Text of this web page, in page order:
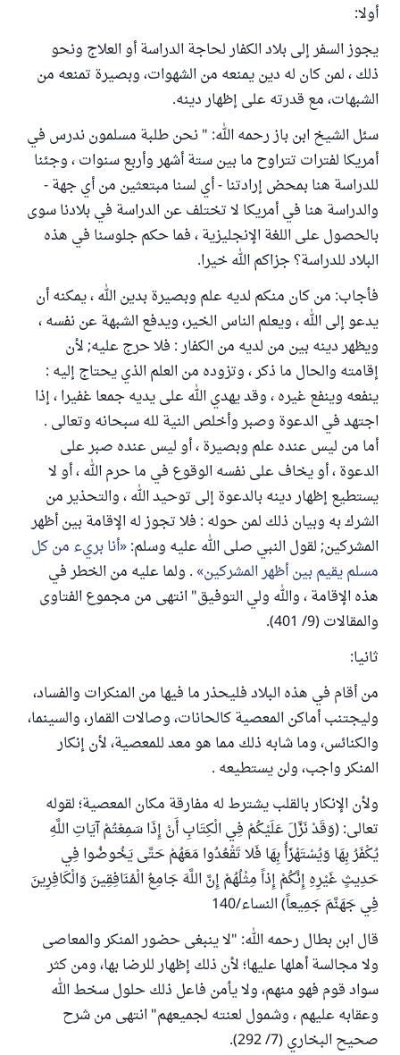
أولا:
يجوز السفر إلى بلاد الكفار لحاجة الدراسة أو العلاج ونحو
ذلك ، لمن كان له دين يمنعه من الشهوات، وبصيرة تمنعه من
الشبهات، مع قدرته على إظهار دينه.
سئل الشيخ ابن باز رحمه الله: " نحن طلبة مسلمون ندرس في
أمريكا لفترات تتراوح ما بين ستة أشهر وأربع سنوات ، وجئنا
للدراسة هنا بمحض إرادتنا - أي لسنا مبتعثين من أي جهة -
والدراسة هنا في أمريكا لا تختلف عن الدراسة في بلادنا سوى
بالحصول على اللغة الإنجليزية ، فما حكم جلوسنا في هذه
البلاد للدراسة؟ جزاكم الله خيرا.
فأجاب: من كان منكم لديه علم وبصيرة بدين الله ، يمكنه أن
يدعو إلى الله ، ويعلم الناس الخير، ويدفع الشبهة عن نفسه ،
ويظهر دينه بين من لديه من الكفار : فلا حرج عليه; لأن
إقامته والحال ما ذكر ، وتزوده من العلم الذي يحتاج إليه :
ينفعه وينفع غيره ، وقد يهدي الله على يديه جمعا غفيرا ، إذا
اجتهد في الدعوة وصبر وأخلص النية لله سبحانه وتعالى .
أما من ليس عنده علم وبصيرة ، أو ليس عنده صبر على
الدعوة ، أو يخاف على نفسه الوقوع في ما حرم الله ، أو لا
يستطيع إظهار دينه بالدعوة إلى توحيد الله ، والتحذير من
الشرك به وبيان ذلك لمن حوله : فلا تجوز له الإقامة بين أظهر
المشركين; لقول النبي صلى الله عليه وسلم: أنا بريء من كل
مسلم يقيم بين أظهر المشركين . ولما عليه من الخطر في
هذه الإقامة ، والله ولي التوفيق" انتهى من مجموع الفتاوى
والمقالات (9/ 401).
ثانيا:
من أقام في هذه البلاد فليحذر ما فيها من المنكرات والفساد،
وليجتنب أماكن المعصية كالحانات، وصالات القمار، والسينما،
والكنائس، وما شابه ذلك مما هو معد للمعصية، لأن إنكار
المنكر واجب، ولن يستطيعه .
ولأن الإنكار بالقلب يشترط له مفارقة مكان المعصية؛ لقوله
تعالى: (وَقَدْ نَزَّلَ عَلَيْكُمْ فِي الْكِتَابِ أَنْ إِذَا سَمِعْتُمْ آيَاتِ اللَّهِ
يُكْفَرُ بِهَا وَيُسْتَهْزَأُ بِهَا فَلا تَقْعُدُوا مَعَهُمْ حَتَّى يَخُوضُوا فِي
حَدِيثٍ غَيْرِهِ إِنَّكُمْ إِذاً مِثْلُهُمْ إِنَّ اللَّهَ جَامِعُ الْمُنَافِقِينَ وَالْكَافِرِينَ
فِي جَهَنَّمَ جَمِيعاً) النساء/140
قال ابن بطال رحمه الله: "لا ينبغى حضور المنكر والمعاصى
ولا مجالسة أهلها عليها؛ لأن ذلك إظهار للرضا بها، ومن كثر
سواد قوم فهو منهم، ولا يأمن فاعل ذلك حلول سخط الله
وعقابه عليهم ، وشمول لعنته لجميعهم" انتهى من شرح
صحيح البخاري (7/ 292).